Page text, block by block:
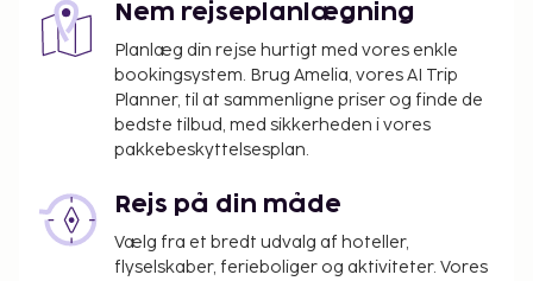
på indtjekningstidspunktet, hvor alle skal
fremvise deres pas.
Som følge af nationale reguleringer kan der
ikke overføres mere end 5000 EUR i kontanter
på dette overnatningssted. Kontakt
reservationsbekræftelsen for flere oplysninger.
Nem rejseplanlægning
Planlæg din rejse hurtigt med vores enkle
bookingsystem. Brug Amelia, vores AI Trip
Planner, til at sammenligne priser og finde de
bedste tilbud, med sikkerheden i vores
pakkebeskyttelsesplan.
Rejs på din måde
Vælg fra et bredt udvalg af hoteller,
flyselskaber, ferieboliger og aktiviteter. Vores